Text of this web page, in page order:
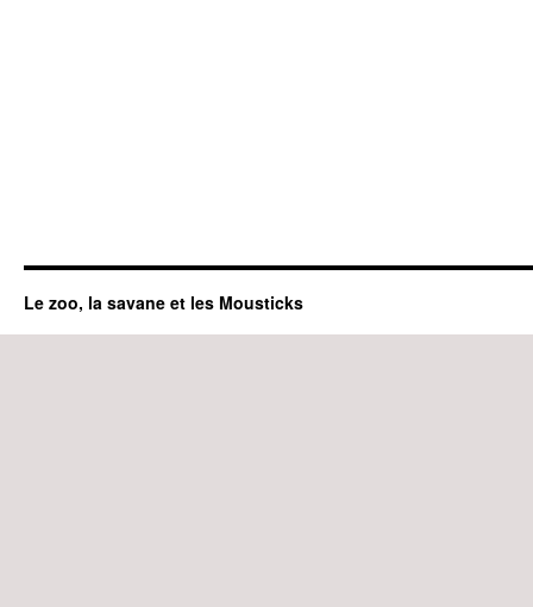
Le zoo, la savane et les Mousticks